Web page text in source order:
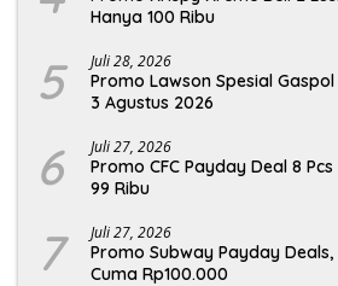
Hanya 100 Ribu
5 Juli 28, 2026
Promo Lawson Spesial
3 Agustus 2026
6 Juli 27, 2026
Promo CFC Payday Deal 8
99 Ribu
7 Juli 27, 2026
Promo Subway Payday Deals,
Cuma Rp100.000